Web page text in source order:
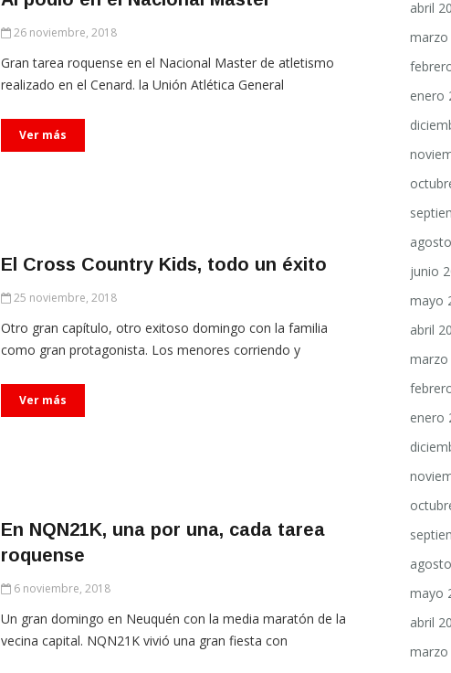
26 noviembre, 2018
Gran tarea roquense en el Nacional Master de atletismo
realizado en el Cenard. la Unión Atlética General
Ver más
El Cross Country Kids, todo un éxito
25 noviembre, 2018
Otro gran capítulo, otro exitoso domingo con la familia
como gran protagonista. Los menores corriendo y
Ver más
En NQN21K, una por una, cada tarea
roquense
6 noviembre, 2018
Un gran domingo en Neuquén con la media maratón de la
vecina capital. NQN21K vivió una gran fiesta con
abril
marzo
enero
junio
mayo
abril
marzo
enero
mayo
abril
marzo